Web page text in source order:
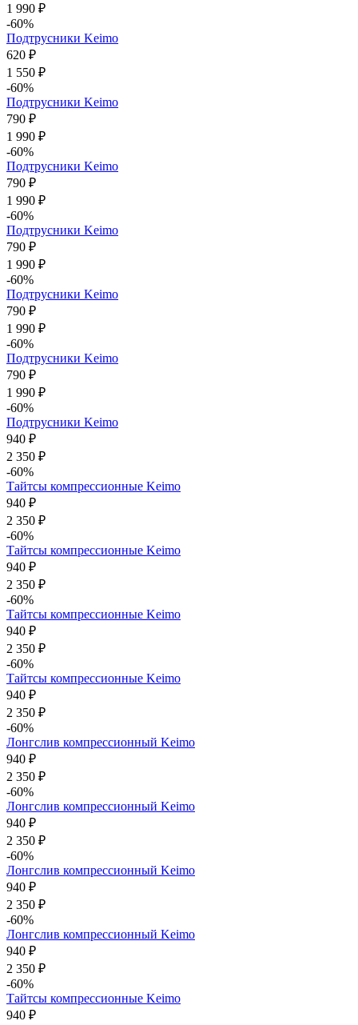
1 990 ₽
-60%
Подтрусники Keimo
620 ₽
1 550 ₽
-60%
Подтрусники Keimo
790 ₽
1 990 ₽
-60%
Подтрусники Keimo
790 ₽
1 990 ₽
-60%
Подтрусники Keimo
790 ₽
1 990 ₽
-60%
Подтрусники Keimo
790 ₽
1 990 ₽
-60%
Подтрусники Keimo
790 ₽
1 990 ₽
-60%
Подтрусники Keimo
940 ₽
2 350 ₽
-60%
Тайтсы компрессионные Keimo
940 ₽
2 350 ₽
-60%
Тайтсы компрессионные Keimo
940 ₽
2 350 ₽
-60%
Тайтсы компрессионные Keimo
940 ₽
2 350 ₽
-60%
Тайтсы компрессионные Keimo
940 ₽
2 350 ₽
-60%
Лонгслив компрессионный Keimo
940 ₽
2 350 ₽
-60%
Лонгслив компрессионный Keimo
940 ₽
2 350 ₽
-60%
Лонгслив компрессионный Keimo
940 ₽
2 350 ₽
-60%
Лонгслив компрессионный Keimo
940 ₽
2 350 ₽
-60%
Тайтсы компрессионные Keimo
940 ₽